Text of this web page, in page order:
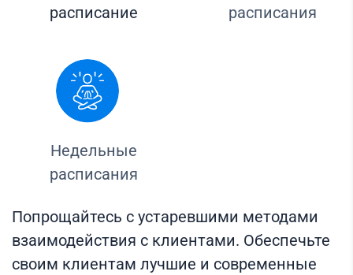
расписание
расписания
Недельные
расписания
Попрощайтесь с устаревшими методами
взаимодействия с клиентами. Обеспечьте
своим клиентам лучшие и современные